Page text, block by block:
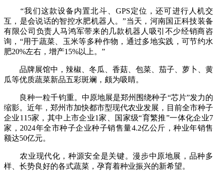
“我们这款设备内置北斗、GPS定位，还可进行人机交
互，是会说话的智控水肥机器人。”当天，河南国正科技装备
有限公司负责人马鸿军带来的几款机器人吸引不少经销商咨
询，“用于蔬菜、玉米等多种作物，通过多地实践，可节约水
肥20%左右，增产15%以上。”
品牌展馆中，辣椒、冬瓜、香菇、包菜、茄子、萝卜、黄
瓜等优质蔬菜新品五彩斑斓，颇为吸睛。
良种一粒千钧重。中原地展是郑州围绕种子“芯片”发力的
缩影。近年，郑州市加快都市型现代农业发展，目前全市种子
企业115家，其中上市企业1家、国家级“育繁推”一体化企业7
家，2024年全市种子企业种子销售量4.2亿公斤，种业年销售
额达50亿元。
农业现代化，种源安全是关键。漫步中原地展，品种多
样、长势良好的各式蔬菜，孕育着种业振兴的新希望。